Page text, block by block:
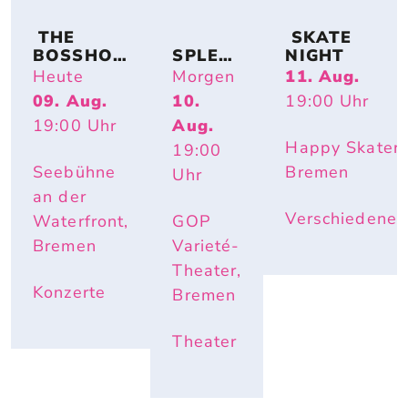
THE
BOSSHOS
S – BACK
TO THE
BOOTS
Heute
09. Aug.
19:00 Uhr
Seebühne
an der
Waterfront,
Bremen
Konzerte
SPLEN
DID
Morgen
10.
Aug.
19:00
Uhr
GOP
Varieté-
Theater,
Bremen
Theater
SKATE
NIGHT
11. Aug.
19:00 Uhr
Happy Skater,
Bremen
Verschiedenes